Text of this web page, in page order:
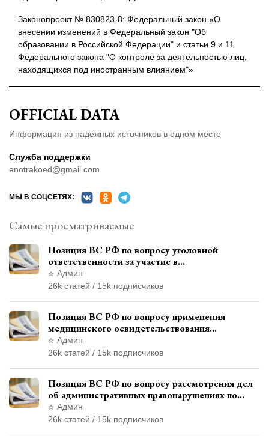
Законопроект № 830823-8: Федеральный закон «О
внесении изменений в Федеральный закон "Об
образовании в Российской Федерации" и статьи 9 и 11
Федерального закона "О контроле за деятельностью лиц,
находящихся под иностранным влиянием"»
OFFICIAL DATA
Информация из надёжных источников в одном месте
Служба поддержки
enotrakoed@gmail.com
МЫ В СОЦСЕТЯХ:
Самые просматриваемые
Позиция ВС РФ по вопросу уголовной
ответственности за участие в
террористической организации до
официального признания
Админ
26k статей / 15k подписчиков
Позиция ВС РФ по вопросу применения
медицинского освидетельствования
военнослужащих при увольнении с военной
службы
Админ
26k статей / 15k подписчиков
Позиция ВС РФ по вопросу рассмотрения дел
об административных правонарушениях по
месту жительства и сроков давности
привлечения к ответственности
Админ
26k статей / 15k подписчиков